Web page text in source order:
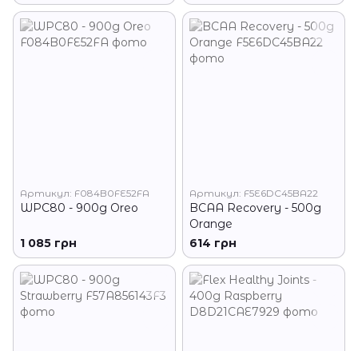
Артикул: F084B0FE52FA
WPC80 - 900g Oreo
1 085 грн
Артикул: F5E6DC45BA22
BCAA Recovery - 500g
Orange
614 грн